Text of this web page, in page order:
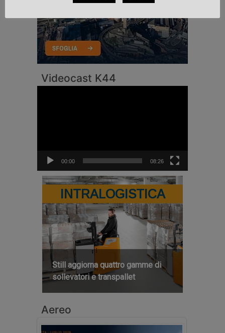
Videocast K44
00:00 08:26
INTRALOGISTICA
Still aggiorna quattro gamme di
sollevatori e transpallet
Aereo